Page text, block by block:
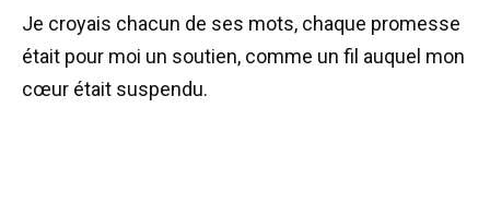
Je croyais chacun de ses mots, chaque promesse
était pour moi un soutien, comme un fil auquel mon
cœur était suspendu.